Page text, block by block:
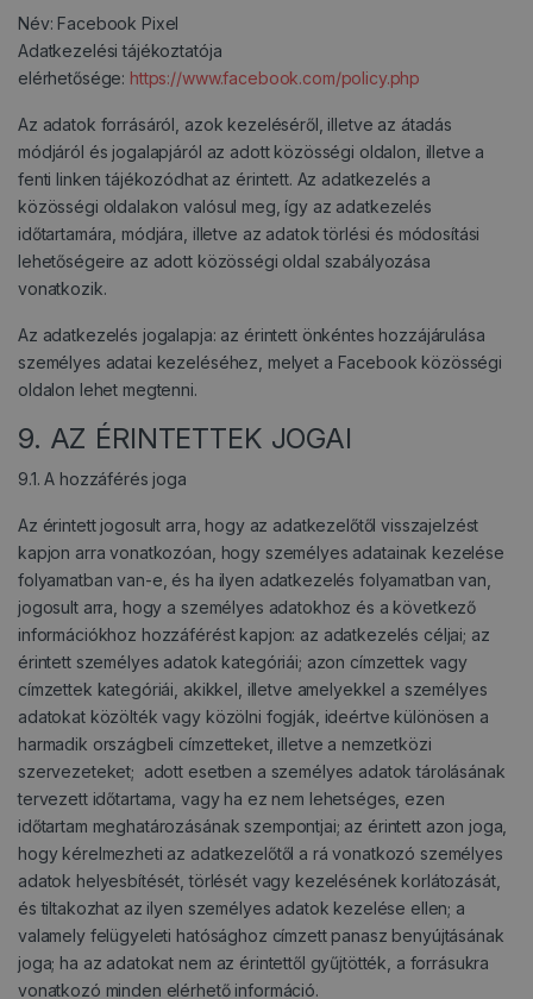
Név: Facebook Pixel
Adatkezelési tájékoztatója
elérhetősége: https://www.facebook.com/policy.php
Az adatok forrásáról, azok kezeléséről, illetve az átadás
módjáról és jogalapjáról az adott közösségi oldalon, illetve a
fenti linken tájékozódhat az érintett. Az adatkezelés a
közösségi oldalakon valósul meg, így az adatkezelés
időtartamára, módjára, illetve az adatok törlési és módosítási
lehetőségeire az adott közösségi oldal szabályozása
vonatkozik.
Az adatkezelés jogalapja: az érintett önkéntes hozzájárulása
személyes adatai kezeléséhez, melyet a Facebook közösségi
oldalon lehet megtenni.
9. AZ ÉRINTETTEK JOGAI
9.1. A hozzáférés joga
Az érintett jogosult arra, hogy az adatkezelőtől visszajelzést
kapjon arra vonatkozóan, hogy személyes adatainak kezelése
folyamatban van-e, és ha ilyen adatkezelés folyamatban van,
jogosult arra, hogy a személyes adatokhoz és a következő
információkhoz hozzáférést kapjon: az adatkezelés céljai; az
érintett személyes adatok kategóriái; azon címzettek vagy
címzettek kategóriái, akikkel, illetve amelyekkel a személyes
adatokat közölték vagy közölni fogják, ideértve különösen a
harmadik országbeli címzetteket, illetve a nemzetközi
szervezeteket; adott esetben a személyes adatok tárolásának
tervezett időtartama, vagy ha ez nem lehetséges, ezen
időtartam meghatározásának szempontjai; az érintett azon joga,
hogy kérelmezheti az adatkezelőtől a rá vonatkozó személyes
adatok helyesbítését, törlését vagy kezelésének korlátozását,
és tiltakozhat az ilyen személyes adatok kezelése ellen; a
valamely felügyeleti hatósághoz címzett panasz benyújtásának
joga; ha az adatokat nem az érintettől gyűjtötték, a forrásukra
vonatkozó minden elérhető információ.